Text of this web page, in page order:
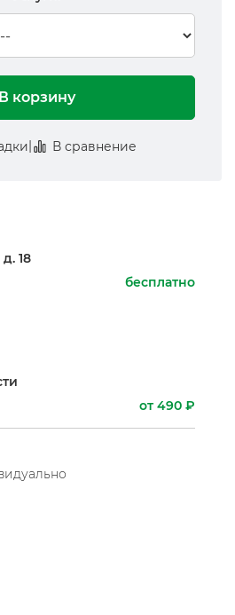
В корзину
| В сравнение
18
бесплатно
от 490 ₽